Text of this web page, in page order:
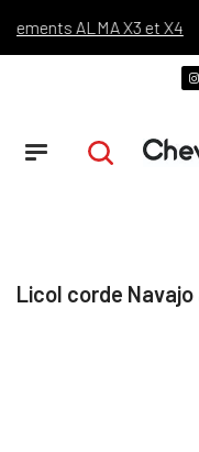
ALMA X3 et X4
Licol corde